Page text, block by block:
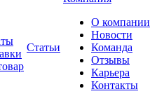
Статьи
О компании
Новости
Команда
Отзывы
Карьера
Контакты